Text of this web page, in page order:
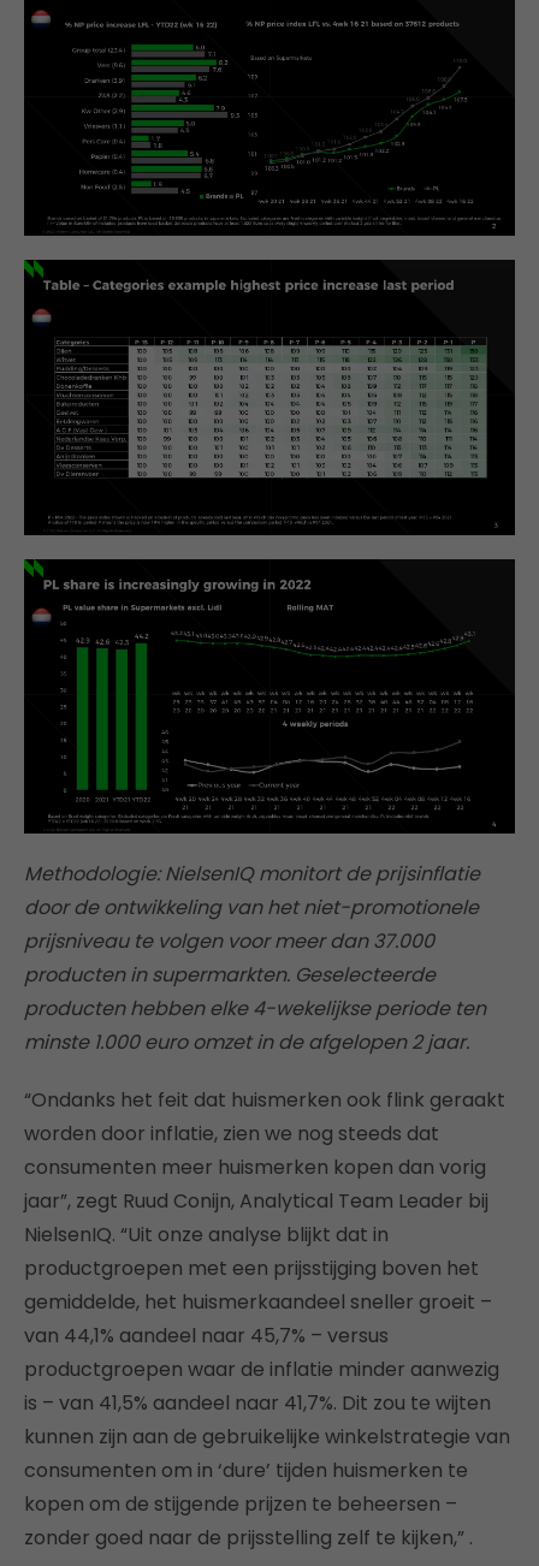
Methodologie: NielsenIQ monitort de prijsinflatie
door de ontwikkeling van het niet-promotionele
prijsniveau te volgen voor meer dan 37.000
producten in supermarkten. Geselecteerde
producten hebben elke 4-wekelijkse periode ten
minste 1.000 euro omzet in de afgelopen 2 jaar.
“Ondanks het feit dat huismerken ook flink geraakt
worden door inflatie, zien we nog steeds dat
consumenten meer huismerken kopen dan vorig
jaar”, zegt Ruud Conijn, Analytical Team Leader bij
NielsenIQ. “Uit onze analyse blijkt dat in
productgroepen met een prijsstijging boven het
gemiddelde, het huismerkaandeel sneller groeit –
van 44,1% aandeel naar 45,7% – versus
productgroepen waar de inflatie minder aanwezig
is – van 41,5% aandeel naar 41,7%. Dit zou te wijten
kunnen zijn aan de gebruikelijke winkelstrategie van
consumenten om in ‘dure’ tijden huismerken te
kopen om de stijgende prijzen te beheersen –
zonder goed naar de prijsstelling zelf te kijken,” .